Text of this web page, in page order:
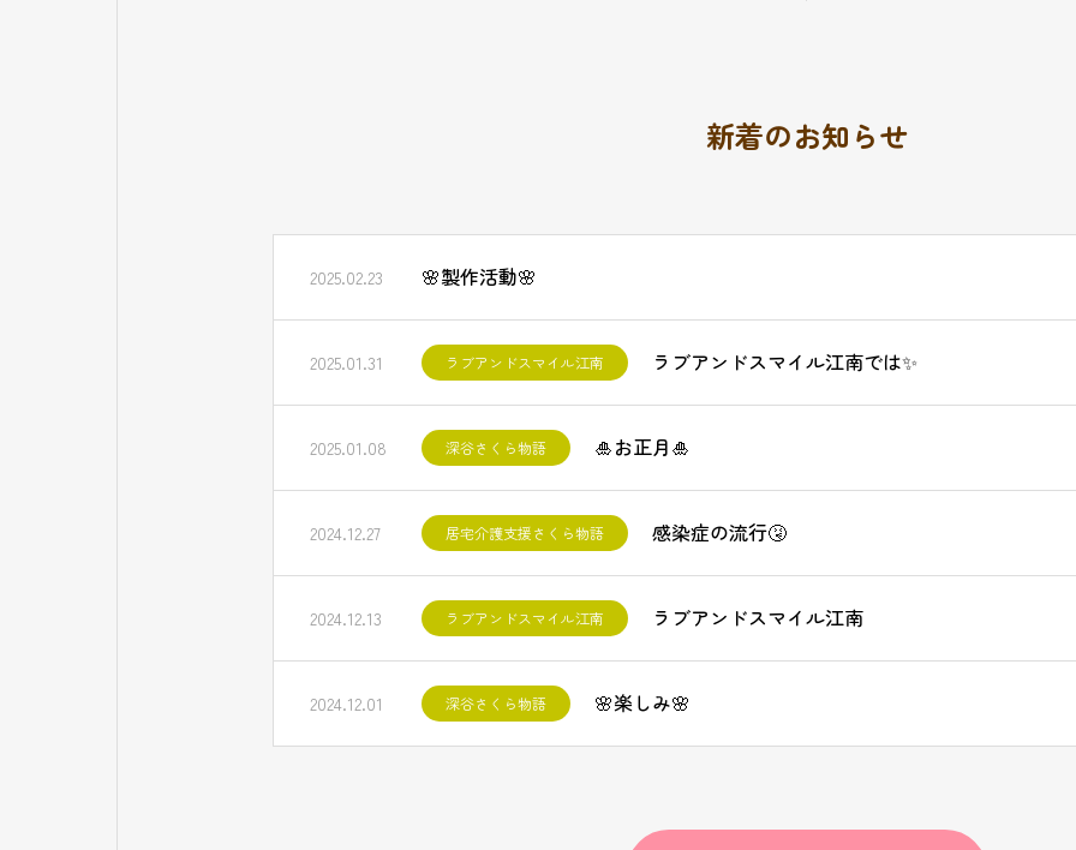
新着のお知らせ
2025.02.23 🌸製作活動🌸
2025.01.31 ラブアンドスマイル江南 ラブアンドスマイル江南では✨
2025.01.08 深谷さくら物語 🎍お正月🎍
2024.12.27 居宅介護支援さくら物語 感染症の流行🤧
2024.12.13 ラブアンドスマイル江南 ラブアンドスマイル江南
2024.12.01 深谷さくら物語 🌸楽しみ🌸